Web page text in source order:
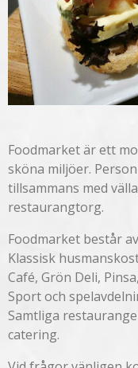
Foodmarket är ett
sköna miljöer.
tillsammans med
restaurangtorg.
Foodmarket består
Klassisk
Café, Grön Deli,
Sport och
Samtliga
catering.